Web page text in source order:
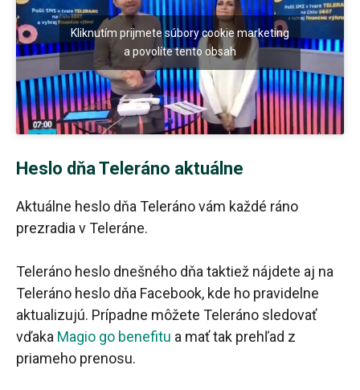
Kliknutím prijmete súbory cookie marketing
a povolíte tento obsah
Heslo dňa Teleráno aktuálne
Aktuálne heslo dňa Teleráno vám každé ráno
prezradia v Teleráne.
Teleráno heslo dnešného dňa taktiež nájdete aj na
Teleráno heslo dňa Facebook, kde ho pravidelne
aktualizujú. Prípadne môžete Teleráno sledovať
vďaka Magio go benefitu a mať tak prehľad z
priameho prenosu.